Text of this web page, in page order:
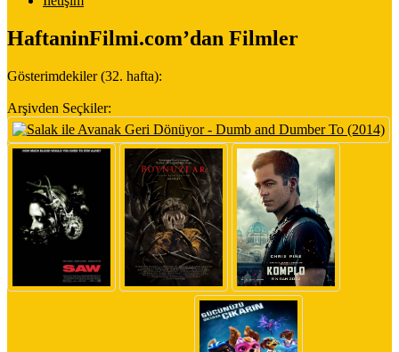
HaftaninFilmi.com’dan Filmler
Gösterimdekiler (32. hafta):
Arşivden Seçkiler: